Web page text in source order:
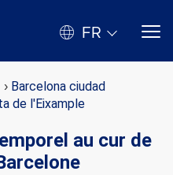
FR
Barcelona ciudad
de l'Eixample
au cur de